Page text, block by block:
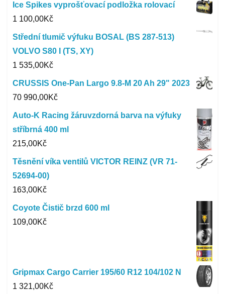
Ice Spikes vyprošťovací podložka rolovací
1 100,00Kč
Střední tlumič výfuku BOSAL (BS 287-513)
VOLVO S80 I (TS, XY)
1 535,00Kč
CRUSSIS One-Pan Largo 9.8-M 20 Ah 29" 2023
70 990,00Kč
Auto-K Racing žáruvzdorná barva na výfuky
stříbrná 400 ml
215,00Kč
Těsnění víka ventilů VICTOR REINZ (VR 71-
52694-00)
163,00Kč
Coyote Čistič brzd 600 ml
109,00Kč
Gripmax Cargo Carrier 195/60 R12 104/102 N
1 321,00Kč